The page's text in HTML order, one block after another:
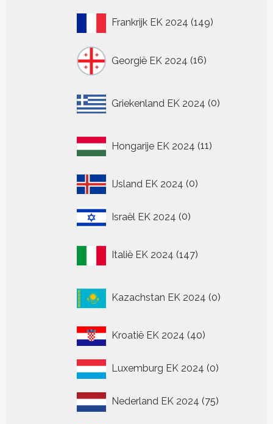
Frankrijk EK 2024 149149
Georgië EK 2024 16
producten
Griekenland EK 2024 0
producten
Hongarije EK 2024 11
producten
IJsland EK 2024 00
Israël EK 2024 00
Italië EK 2024 147
producten
Kazachstan EK 2024 0
producten
Kroatië EK 2024 4040
Luxemburg EK 2024 00
Nederland EK 2024 7575